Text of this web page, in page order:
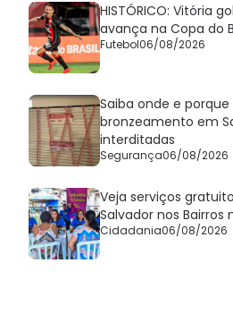
HISTÓRICO: Vitória
avança na Copa do
Futebol06/08/2026
Saiba onde e
bronzeamento em
interditadas
Segurança06/08/2026
Veja serviços
Salvador nos Bairros
Cidadania06/08/2026